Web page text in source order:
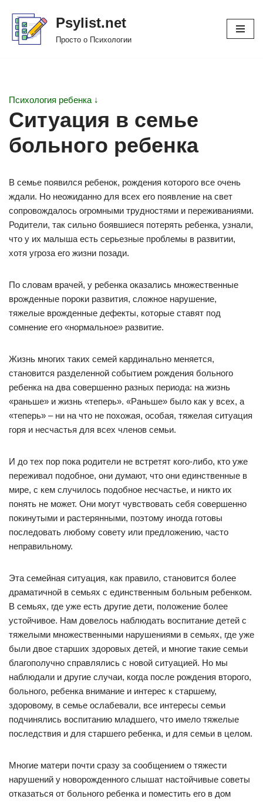
Перейти
Psylist.net
Просто о Психологии
Психология ребенка ↓
Ситуация в семье
больного ребенка
В семье появился ребенок, рождения которого все очень
ждали. Но неожиданно для всех его появление на свет
сопровождалось огромными трудностями и переживаниями.
Родители, так сильно боявшиеся потерять ребенка, узнали,
что у их малыша есть серьезные проблемы в развитии,
хотя угроза его жизни позади.
По словам врачей, у ребенка оказались множественные
врожденные пороки развития, сложное нарушение,
тяжелые врожденные дефекты, которые ставят под
сомнение его «нормальное» развитие.
Жизнь многих таких семей кардинально меняется,
становится разделенной событием рождения больного
ребенка на два совершенно разных периода: на жизнь
«раньше» и жизнь «теперь». «Раньше» было как у всех, а
«теперь» – ни на что не похожая, особая, тяжелая ситуация
горя и несчастья для всех членов семьи.
И до тех пор пока родители не встретят кого-либо, кто уже
переживал подобное, они думают, что они единственные в
мире, с кем случилось подобное несчастье, и никто их
понять не может. Они могут чувствовать себя совершенно
покинутыми и растерянными, поэтому иногда готовы
последовать любому совету или предложению, часто
неправильному.
Эта семейная ситуация, как правило, становится более
драматичной в семьях с единственным больным ребенком.
В семьях, где уже есть другие дети, положение более
устойчивое. Нам довелось наблюдать воспитание детей с
тяжелыми множественными нарушениями в семьях, где уже
были двое старших здоровых детей, и многие такие семьи
благополучно справлялись с новой ситуацией. Но мы
наблюдали и другие случаи, когда после рождения второго,
больного, ребенка внимание и интерес к старшему,
здоровому, в семье ослабевали, все интересы семьи
подчинялись воспитанию младшего, что имело тяжелые
последствия и для старшего ребенка, и для семьи в целом.
Многие матери почти сразу за сообщением о тяжести
нарушений у новорожденного слышат настойчивые советы
отказаться от больного ребенка и поместить его в дом